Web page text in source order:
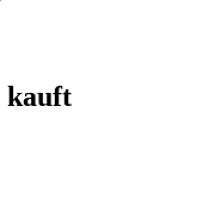
kauft